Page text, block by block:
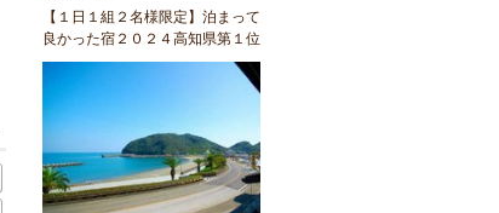
【１日１組２名様限定】泊まって
良かった宿２０２４高知県第１位